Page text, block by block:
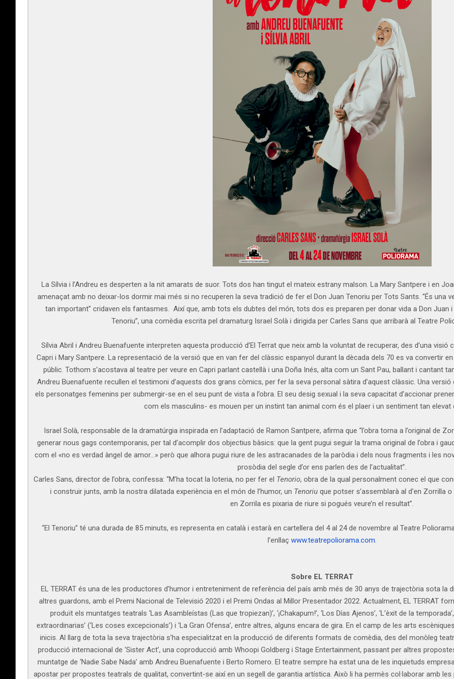
La Sílvia i l’Andreu es desperten a la nit amarats de suor. Tots dos han tingut el mateix estrany malson. La Mary Santpere i en
amenaçat amb no deixar-los dormir mai més si no recuperen la seva tradició de fer el Don Juan Tenoriu per Tots Sants. “És una
tan important” cridaven els fantasmes. Així que, amb tots els dubtes del món, tots dos es preparen per donar vida a Don Juan i
Tenoriu”, una comèdia escrita pel dramaturg Israel Solà i dirigida per Carles Sans que arribarà al Teatre
Sílvia Abril i Andreu Buenafuente interpreten aquesta producció d’El Terrat que neix amb la voluntat de recuperar, des d’una visió
Capri i Mary Santpere. La representació de la versió que en van fer del clàssic espanyol durant la dècada dels 70 es va convertir
públic. Tothom s’acostava al teatre per veure en Capri parlant castellà i una Doña Inés, alta com un Sant Pau, ballant i cantant
Andreu Buenafuente recullen el testimoni d’aquests dos grans còmics, per fer la seva personal sàtira d’aquest clàssic. Una
els personatges femenins per submergir-se en el seu punt de vista a l’obra. El seu desig sexual i la seva capacitat d’accionar
com els masculins- es mouen per un instint tan animal com és el plaer i un sentiment tan elevat
Israel Solà, responsable de la dramatúrgia inspirada en l’adaptació de Ramon Santpere, afirma que “l’obra torna a l’original de
generar nous gags contemporanis, per tal d’acomplir dos objectius bàsics: que la gent pugui seguir la trama original de l’obra i
com el «no es verdad àngel de amor…» però que alhora pugui riure de les astracanades de la paròdia i dels nous fragments i les
prosòdia del segle d’or ens parlen des de l’actualitat”.
Carles Sans, director de l’obra, confessa: “M’ha tocat la loteria, no per fer el Tenorio, obra de la qual personalment conec el que
i construir junts, amb la nostra dilatada experiència en el món de l’humor, un Tenoriu que potser s’assemblarà al d’en Zorrilla
en Zorrila es pixaria de riure si pogués veure’n el resultat”.
“El Tenoriu” té una durada de 85 minuts, es representa en català i estarà en cartellera del 4 al 24 de novembre al Teatre
l’enllaç www.teatrepoliorama.com.
Sobre EL TERRAT
EL TERRAT és una de les productores d’humor i entreteniment de referència del país amb més de 30 anys de trajectòria sota la
altres guardons, amb el Premi Nacional de Televisió 2020 i el Premi Ondas al Millor Presentador 2022. Actualment, EL TERRAT
produït els muntatges teatrals ‘Las Asambleístas (Las que tropiezan)’, ‘¡Chakapum!’, ‘Los Días Ajenos’, ‘L’èxit de la
extraordinarias’ (‘Les coses excepcionals’) i ‘La Gran Ofensa’, entre altres, alguns encara de gira. En el camp de les arts
inicis. Al llarg de tota la seva trajectòria s’ha especialitzat en la producció de diferents formats de comèdia, des del monòleg
producció internacional de ‘Sister Act’, una coproducció amb Whoopi Goldberg i Stage Entertainment, passant per altres
muntatge de ‘Nadie Sabe Nada’ amb Andreu Buenafuente i Berto Romero. El teatre sempre ha estat una de les inquietuds
apostar per propostes teatrals de qualitat, convertint-se així en un segell de garantia artística. Això li ha permès col·laborar amb